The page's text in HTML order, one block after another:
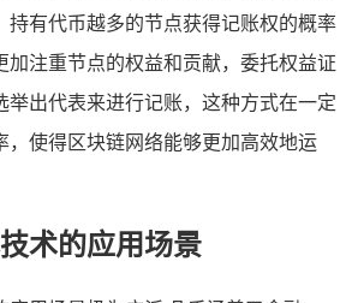
持有代币越多的节点获得记账权的概率
加注重节点的权益和贡献，委托权益证
举出代表来进行记账，这种方式在一定
，使得区块链网络能够更加高效地运
术的应用场景